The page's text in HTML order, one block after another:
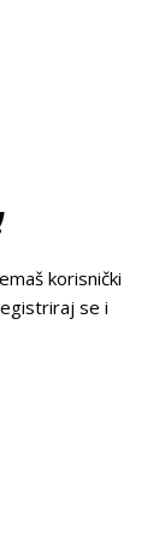
korisnički
se i